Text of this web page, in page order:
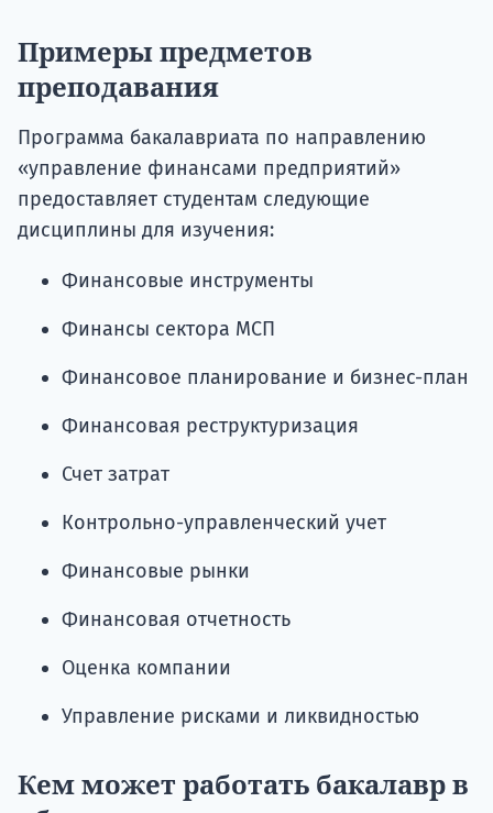
Примеры предметов
преподавания
Программа бакалавриата по направлению
«управление финансами предприятий»
предоставляет студентам следующие
дисциплины для изучения:
Финансовые инструменты
Финансы сектора МСП
Финансовое планирование и бизнес-план
Финансовая реструктуризация
Счет затрат
Контрольно-управленческий учет
Финансовые рынки
Финансовая отчетность
Оценка компании
Управление рисками и ликвидностью
Кем может работать бакалавр в